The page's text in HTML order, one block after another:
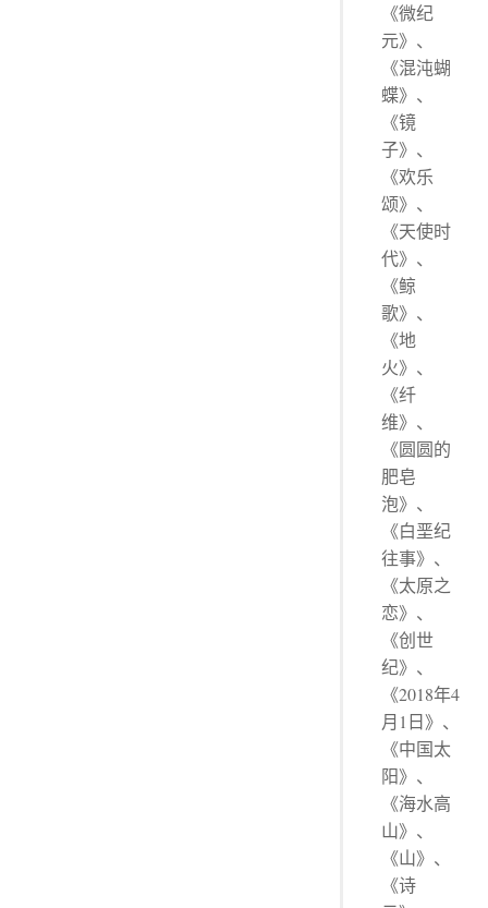
《微纪
元》、
《混沌蝴
蝶》、
《镜
子》、
《欢乐
颂》、
《天使时
代》、
《鲸
歌》、
《地
火》、
《纤
维》、
《圆圆的
肥皂
泡》、
《白垩纪
往事》、
《太原之
恋》、
《创世
纪》、
《2018年4
月1日》、
《中国太
阳》、
《海水高
山》、
《山》、
《诗